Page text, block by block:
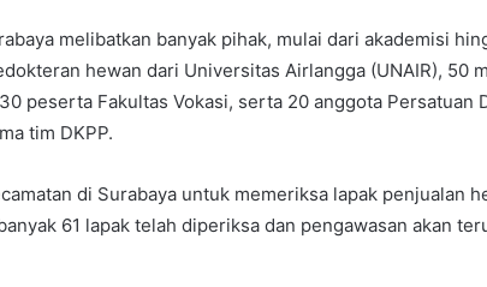
melibatkan banyak pihak, mulai dari akademisi
hewan dari Universitas Airlangga (UNAIR), 50
peserta Fakultas Vokasi, serta 20 anggota Persatuan
tim DKPP.
di Surabaya untuk memeriksa lapak penjualan
61 lapak telah diperiksa dan pengawasan akan